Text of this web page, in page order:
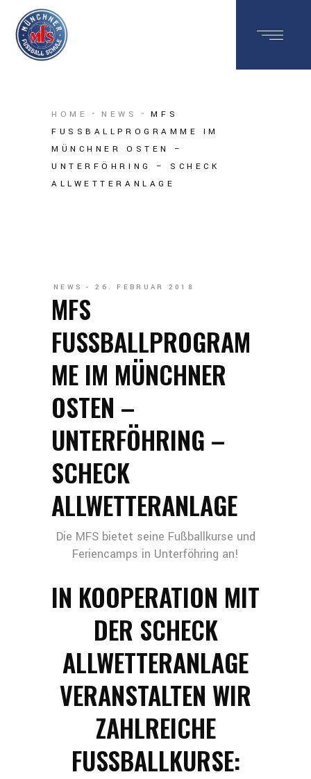
HOME NEWS
MFS
FUSSBALLPROGRAMME IM
MÜNCHNER OSTEN –
UNTERFÖHRING – SCHECK
ALLWETTERANLAGE
NEWS 26. FEBRUAR 2018
MFS
FUSSBALLPROGRAM
ME IM MÜNCHNER
OSTEN –
UNTERFÖHRING –
SCHECK
ALLWETTERANLAGE
Die MFS bietet seine Fußballkurse und
Feriencamps in Unterföhring an!
IN KOOPERATION MIT
DER SCHECK
ALLWETTERANLAGE
VERANSTALTEN WIR
ZAHLREICHE
FUSSBALLKURSE: